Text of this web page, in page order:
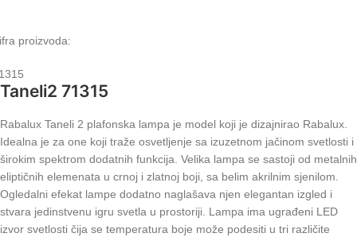
proizvoda:
Taneli2 71315
Rabalux Taneli 2 plafonska lampa je model koji je dizajnirao Rabalux.
Idealna je za one koji traže osvetljenje sa izuzetnom jačinom svetlosti i
širokim spektrom dodatnih funkcija. Velika lampa se sastoji od metalnih
eliptičnih elemenata u crnoj i zlatnoj boji, sa belim akrilnim sjenilom.
Ogledalni efekat lampe dodatno naglašava njen elegantan izgled i
stvara jedinstvenu igru svetla u prostoriji. Lampa ima ugrađeni LED
izvor svetlosti čija se temperatura boje može podesiti u tri različite